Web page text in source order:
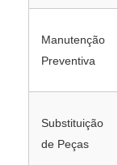
Manutenção
Preventiva
Substituição
de Peças